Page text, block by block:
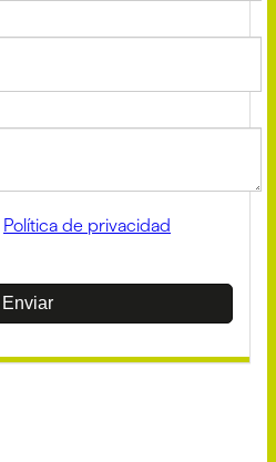
Política de privacidad
Enviar